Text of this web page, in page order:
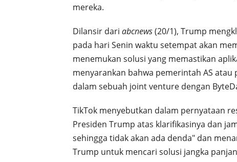
mereka.
Dilansir dari abcnews(20/1), Trump
pada hari Senin waktu setempat akan
menemukan solusi yang memastikan
menyarankan bahwa pemerintah AS
dalam sebuah joint venture dengan
TikTok menyebutkan dalam pernyataan
Presiden Trump atas klarifikasinya dan
sehingga tidak akan ada denda" dan
Trump untuk mencari solusi jangka